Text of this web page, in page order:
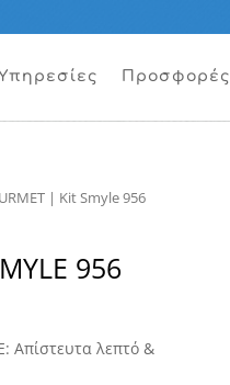
Προσφορές
| Kit Smyle 956
956
Απίστευτα λεπτό &